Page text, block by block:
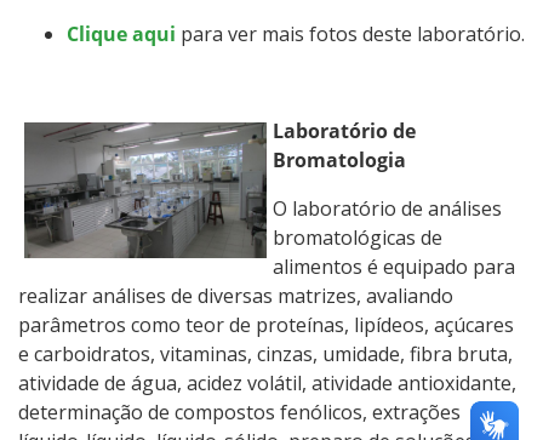
Clique aqui para ver mais fotos deste laboratório.
Laboratório de
Bromatologia
O laboratório de análises
bromatológicas de
alimentos é equipado para
realizar análises de diversas matrizes, avaliando
parâmetros como teor de proteínas, lipídeos, açúcares
e carboidratos, vitaminas, cinzas, umidade, fibra bruta,
atividade de água, acidez volátil, atividade antioxidante,
determinação de compostos fenólicos, extrações